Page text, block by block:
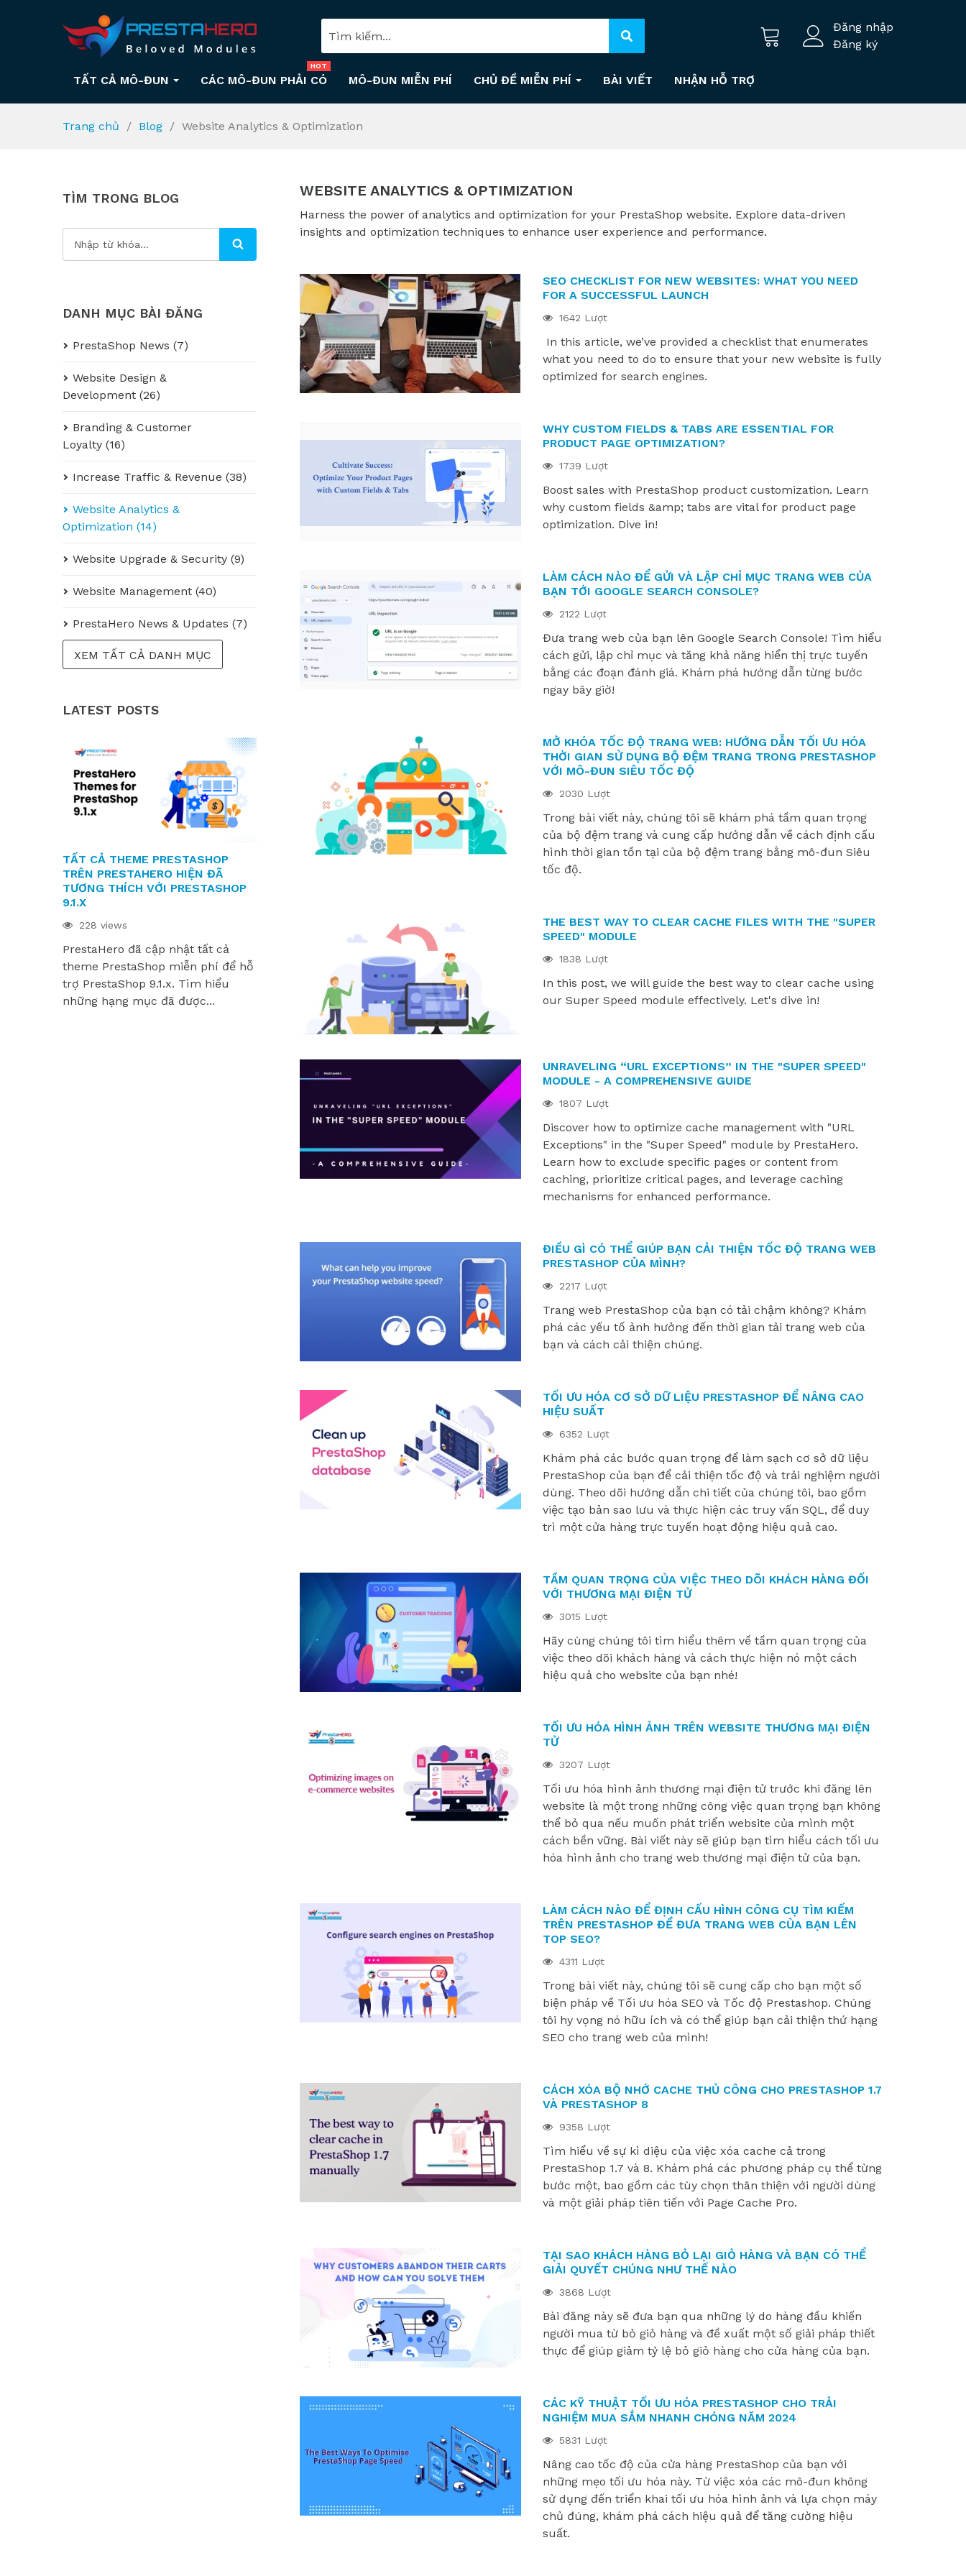
Đăng nhập
Đăng ký
TẤT CẢ MÔ-ĐUN CÁC MÔ-ĐUN PHẢI CÓ
HOT
MÔ-ĐUN MIỄN PHÍ CHỦ ĐỀ MIỄN PHÍ BÀI VIẾT NHẬN HỖ TRỢ
Trang chủ Blog Website Analytics & Optimization
TÌM TRONG BLOG
DANH MỤC BÀI ĐĂNG
PrestaShop News (7)
Website Design &
Development (26)
Branding & Customer
Loyalty (16)
Increase Traffic & Revenue (38)
Website Analytics &
Optimization (14)
Website Upgrade & Security (9)
Website Management (40)
PrestaHero News & Updates (7)
XEM TẤT CẢ DANH MỤC
LATEST POSTS
TẤT CẢ THEME PRESTASHOP
TRÊN PRESTAHERO HIỆN ĐÃ
TƯƠNG THÍCH VỚI PRESTASHOP
9.1.X
228 views
PrestaHero đã cập nhật tất cả
theme PrestaShop miễn phí để hỗ
trợ PrestaShop 9.1.x. Tìm hiểu
những hạng mục đã được...
CÁC MODULE PRESTAHERO ĐÃ
Các module PrestaHero hiện đã
sẵn sàng cho PrestaShop 9.1.x và
Hummingbird 2.0. Khám phá cách
các module của chúng...
CỬA HÀNG PRESTASHOP CỦA
BẠN ĐANG Ở GIAI ĐOẠN PHÁT
Phát triển thông minh hơn với các
module phù hợp ở mọi giai đoạn
trong hành trình PrestaShop của
bạn. Từ thiết lập...
TOP 7 PROVEN TIPS TO GROW
This article shares 7 practical,
FIX 500 ERROR WHEN
If you're an e-
installation process....
WEBSITE ANALYTICS & OPTIMIZATION
Harness the power of analytics and optimization for your PrestaShop website. Explore data-driven
insights and optimization techniques to enhance user experience and performance.
SEO CHECKLIST FOR NEW WEBSITES: WHAT YOU NEED
FOR A SUCCESSFUL LAUNCH
1642 Lượt
In this article, we’ve provided a checklist that enumerates
what you need to do to ensure that your new website is fully
optimized for search engines.
WHY CUSTOM FIELDS & TABS ARE ESSENTIAL FOR
PRODUCT PAGE OPTIMIZATION?
1739 Lượt
Boost sales with PrestaShop product customization. Learn
why custom fields &amp; tabs are vital for product page
optimization. Dive in!
LÀM CÁCH NÀO ĐỂ GỬI VÀ LẬP CHỈ MỤC TRANG WEB CỦA
BẠN TỚI GOOGLE SEARCH CONSOLE?
2122 Lượt
Đưa trang web của bạn lên Google Search Console! Tìm hiểu
cách gửi, lập chỉ mục và tăng khả năng hiển thị trực tuyến
bằng các đoạn đánh giá. Khám phá hướng dẫn từng bước
ngay bây giờ!
MỞ KHÓA TỐC ĐỘ TRANG WEB: HƯỚNG DẪN TỐI ƯU HÓA
THỜI GIAN SỬ DỤNG BỘ ĐỆM TRANG TRONG PRESTASHOP
VỚI MÔ-ĐUN SIÊU TỐC ĐỘ
2030 Lượt
Trong bài viết này, chúng tôi sẽ khám phá tầm quan trọng
của bộ đệm trang và cung cấp hướng dẫn về cách định cấu
hình thời gian tồn tại của bộ đệm trang bằng mô-đun Siêu
tốc độ.
THE BEST WAY TO CLEAR CACHE FILES WITH THE "SUPER
SPEED" MODULE
1838 Lượt
In this post, we will guide the best way to clear cache using
our Super Speed module effectively. Let's dive in!
UNRAVELING “URL EXCEPTIONS” IN THE "SUPER SPEED"
MODULE - A COMPREHENSIVE GUIDE
1807 Lượt
Discover how to optimize cache management with "URL
Exceptions" in the "Super Speed" module by PrestaHero.
Learn how to exclude specific pages or content from
caching, prioritize critical pages, and leverage caching
mechanisms for enhanced performance.
ĐIỀU GÌ CÓ THỂ GIÚP BẠN CẢI THIỆN TỐC ĐỘ TRANG WEB
PRESTASHOP CỦA MÌNH?
2217 Lượt
Trang web PrestaShop của bạn có tải chậm không? Khám
phá các yếu tố ảnh hưởng đến thời gian tải trang web của
bạn và cách cải thiện chúng.
TỐI ƯU HÓA CƠ SỞ DỮ LIỆU PRESTASHOP ĐỂ NÂNG CAO
HIỆU SUẤT
6352 Lượt
Khám phá các bước quan trọng để làm sạch cơ sở dữ liệu
PrestaShop của bạn để cải thiện tốc độ và trải nghiệm người
dùng. Theo dõi hướng dẫn chi tiết của chúng tôi, bao gồm
việc tạo bản sao lưu và thực hiện các truy vấn SQL, để duy
trì một cửa hàng trực tuyến hoạt động hiệu quả cao.
TẦM QUAN TRỌNG CỦA VIỆC THEO DÕI KHÁCH HÀNG ĐỐI
VỚI THƯƠNG MẠI ĐIỆN TỬ
3015 Lượt
Hãy cùng chúng tôi tìm hiểu thêm về tầm quan trọng của
việc theo dõi khách hàng và cách thực hiện nó một cách
hiệu quả cho website của bạn nhé!
TỐI ƯU HÓA HÌNH ẢNH TRÊN WEBSITE THƯƠNG MẠI ĐIỆN
TỬ
3207 Lượt
Tối ưu hóa hình ảnh thương mại điện tử trước khi đăng lên
website là một trong những công việc quan trọng bạn không
thể bỏ qua nếu muốn phát triển website của mình một
cách bền vững. Bài viết này sẽ giúp bạn tìm hiểu cách tối ưu
hóa hình ảnh cho trang web thương mại điện tử của bạn.
LÀM CÁCH NÀO ĐỂ ĐỊNH CẤU HÌNH CÔNG CỤ TÌM KIẾM
TRÊN PRESTASHOP ĐỂ ĐƯA TRANG WEB CỦA BẠN LÊN
TOP SEO?
4311 Lượt
Trong bài viết này, chúng tôi sẽ cung cấp cho bạn một số
biện pháp về Tối ưu hóa SEO và Tốc độ Prestashop. Chúng
tôi hy vọng nó hữu ích và có thể giúp bạn cải thiện thứ hạng
SEO cho trang web của mình!
CÁCH XÓA BỘ NHỚ CACHE THỦ CÔNG CHO PRESTASHOP 1.7
VÀ PRESTASHOP 8
9358 Lượt
Tìm hiểu về sự kì diệu của việc xóa cache cả trong
PrestaShop 1.7 và 8. Khám phá các phương pháp cụ thể từng
bước một, bao gồm các tùy chọn thân thiện với người dùng
và một giải pháp tiên tiến với Page Cache Pro.
TẠI SAO KHÁCH HÀNG BỎ LẠI GIỎ HÀNG VÀ BẠN CÓ THỂ
GIẢI QUYẾT CHÚNG NHƯ THẾ NÀO
3868 Lượt
Bài đăng này sẽ đưa bạn qua những lý do hàng đầu khiến
người mua từ bỏ giỏ hàng và đề xuất một số giải pháp thiết
thực để giúp giảm tỷ lệ bỏ giỏ hàng cho cửa hàng của bạn.
CÁC KỸ THUẬT TỐI ƯU HÓA PRESTASHOP CHO TRẢI
NGHIỆM MUA SẮM NHANH CHÓNG NĂM 2024
5831 Lượt
Nâng cao tốc độ của cửa hàng PrestaShop của bạn với
những mẹo tối ưu hóa này. Từ việc xóa các mô-đun không
sử dụng đến triển khai tối ưu hóa hình ảnh và lựa chọn máy
chủ đúng, khám phá cách hiệu quả để tăng cường hiệu
suất.